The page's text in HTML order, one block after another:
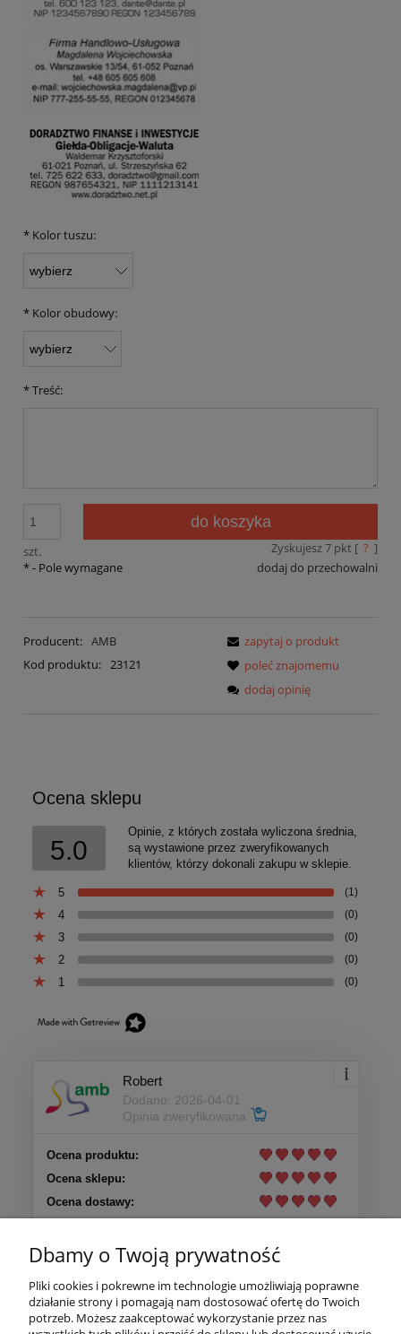
* Kolor tuszu:
* Kolor obudowy:
*Treść:
szt.
do koszyka
Zyskujesz7pkt [ ? ]
dodaj do przechowalni
*- Pole wymagane
Producent: AMB
Kod produktu: 23121
zapytaj o produkt
poleć znajomemu
dodaj opinię
Ocena sklepu
5.0
Opinie, z których została wyliczona średnia,
są wystawione przez zweryfikowanych
klientów, którzy dokonali zakupu w sklepie.
5 (1)
4 (0)
3 (0)
2 (0)
1 (0)
Robert
Dodano: 2026-04-01
Opinia zweryfikowana
Ocena produktu:
Ocena sklepu:
Ocena dostawy:
Produkt spełnia moje oczekiwania
Pomoc
Dbamy o Twoją prywatność
Pliki cookies i pokrewne im technologie umożliwiają poprawne
działanie strony i pomagają nam dostosować ofertę do Twoich
potrzeb. Możesz zaakceptować wykorzystanie przez nas